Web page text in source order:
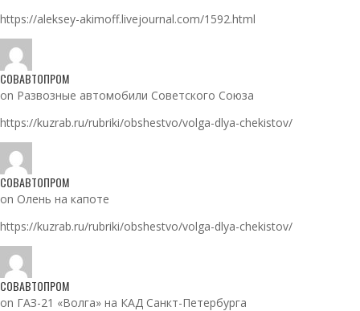
https://aleksey-akimoff.livejournal.com/1592.html
СОВАВТОПРОМ
on Развозные автомобили Советского Союза
https://kuzrab.ru/rubriki/obshestvo/volga-dlya-chekistov/
СОВАВТОПРОМ
on Олень на капоте
https://kuzrab.ru/rubriki/obshestvo/volga-dlya-chekistov/
СОВАВТОПРОМ
on ГАЗ-21 «Волга» на КАД Санкт-Петербурга